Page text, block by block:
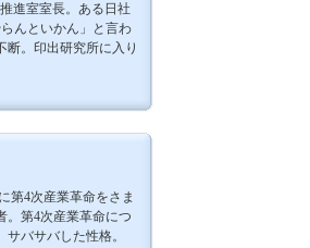
進室室長。ある日社
んといかん」と言わ
断。印出研究所に入り
第4次産業革命をさま
。第4次産業革命につ
バサバした性格。